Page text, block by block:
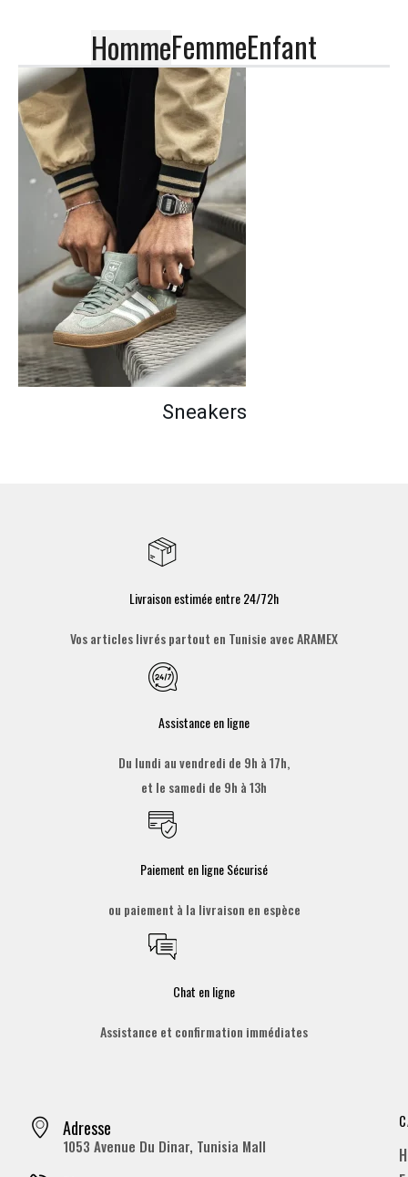
HommeFemmeEnfant
Sneakers
Livraison estimée entre 24/72h
Vos articles livrés partout en Tunisie avec ARAMEX
Assistance en ligne
Du lundi au vendredi de 9h à 17h,
et le samedi de 9h à 13h
Paiement en ligne Sécurisé
ou paiement à la livraison en espèce
Chat en ligne
Assistance et confirmation immédiates
Adresse
1053 Avenue Du Dinar, Tunisia Mall